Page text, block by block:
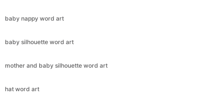
baby nappy word art
baby silhouette word art
mother and baby silhouette word art
hat word art